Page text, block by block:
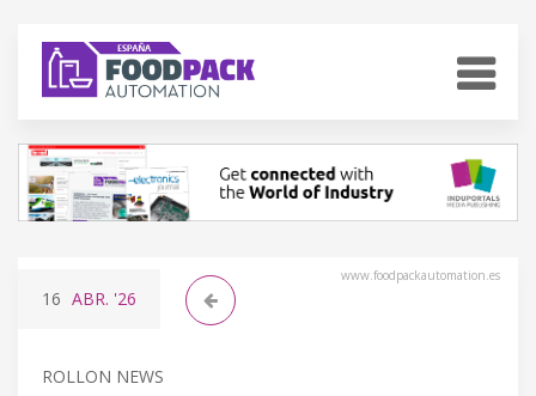
www.foodpackautomation.es
16 ABR. '26
ROLLON NEWS